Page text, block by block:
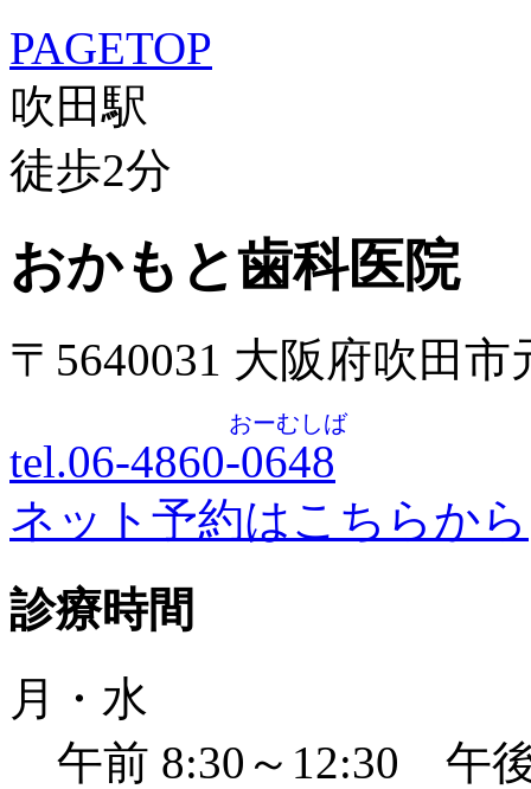
PAGETOP
吹田駅
徒歩2分
おかもと歯科医院
〒5640031 大阪府吹田
tel.06-4860-0648
おーむしば
ネット予約はこちらから
診療時間
月・水
午前 8:30～12:30 午